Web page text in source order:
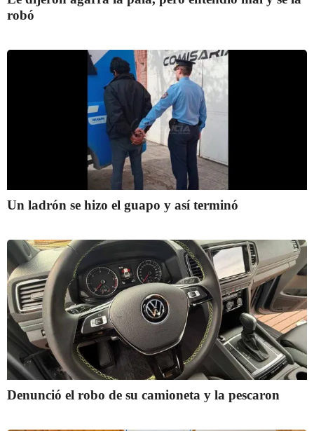
robó
Un ladrón se hizo el guapo y así terminó
Denunció el robo de su camioneta y la pescaron